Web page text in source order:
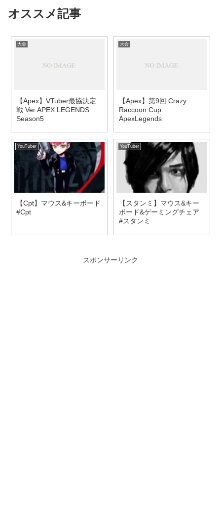
オススメ記事
大会
【Apex】VTuber最協決定
戦 Ver.APEX LEGENDS
Season5
大会
【Apex】第9回 Crazy
Raccoon Cup
ApexLegends
YouTuber
【Cpt】マウス&キーボード
#Cpt
YouTuber
【スタンミ】マウス&キー
ボード&ゲーミングチェア
#スタンミ
スポンサーリンク